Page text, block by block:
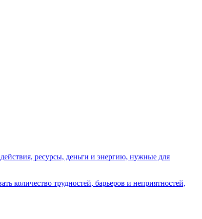
ресурсы, деньги и энергию, нужные для
количество трудностей, барьеров и неприятностей,